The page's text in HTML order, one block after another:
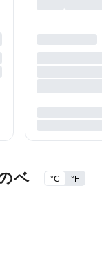
ベ
°C °F